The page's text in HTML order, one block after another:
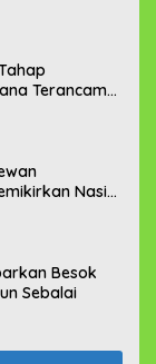
Terancam
Nasib
Besok
Sebalai